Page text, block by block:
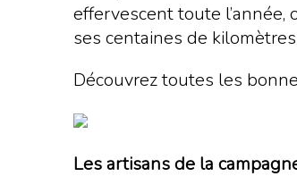
effervescent toute l’année,
ses centaines de
Découvrez toutes les
Les artisans de la